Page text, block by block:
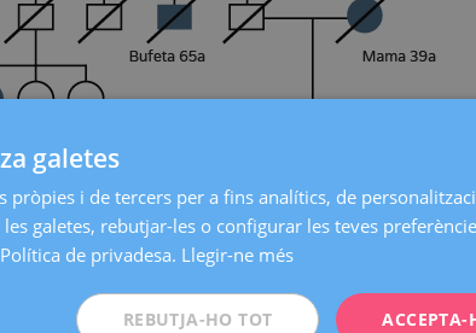
galetes
pròpies i de tercers per a fins analítics, de
galetes, rebutjar-les o configurar les teves
de privadesa. Llegir-ne més
ACCEPTA-
REBUTJA-HO TOT